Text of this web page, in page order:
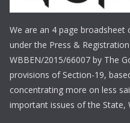
We are an 4 page
under the Press &
WBBEN/2015/66007 by The
provisions of Section-19,
concentrating more on less
important issues of the State,